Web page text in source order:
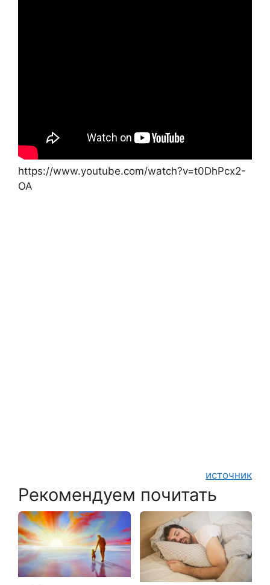
https://www.youtube.com/watch?v=t0DhPcx2-
OA
источник
Рекомендуем почитать